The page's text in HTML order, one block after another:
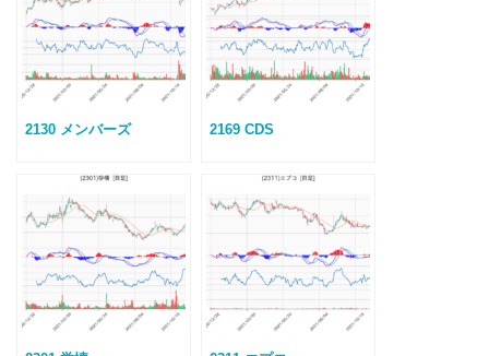
2130 メンバーズ 2169 CDS